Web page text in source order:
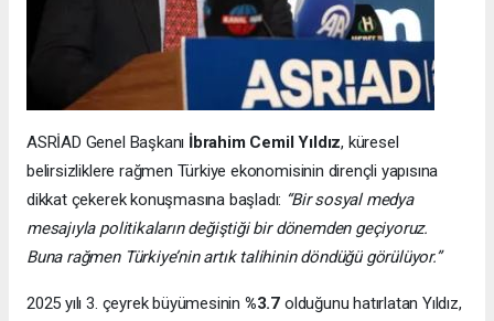
ASRİAD Genel Başkanı İbrahim Cemil Yıldız, küresel
belirsizliklere rağmen Türkiye ekonomisinin dirençli yapısına
dikkat çekerek konuşmasına başladı: “Bir sosyal medya
mesajıyla politikaların değiştiği bir dönemden geçiyoruz.
Buna rağmen Türkiye’nin artık talihinin döndüğü görülüyor.”
2025 yılı 3. çeyrek büyümesinin %3.7 olduğunu hatırlatan Yıldız,